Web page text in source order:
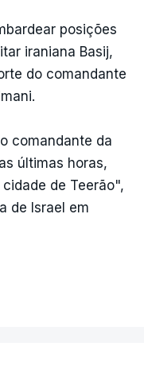
posições
iraniana Basij,
do comandante
comandante da
últimas horas,
de Teerão",
de Israel em